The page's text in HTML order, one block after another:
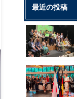
最近の投稿